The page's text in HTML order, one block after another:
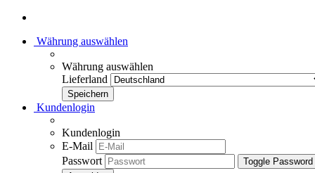
Währung auswählen
Währung auswählen
Lieferland
Kundenlogin
Kundenlogin
E-Mail
Passwort
Toggle